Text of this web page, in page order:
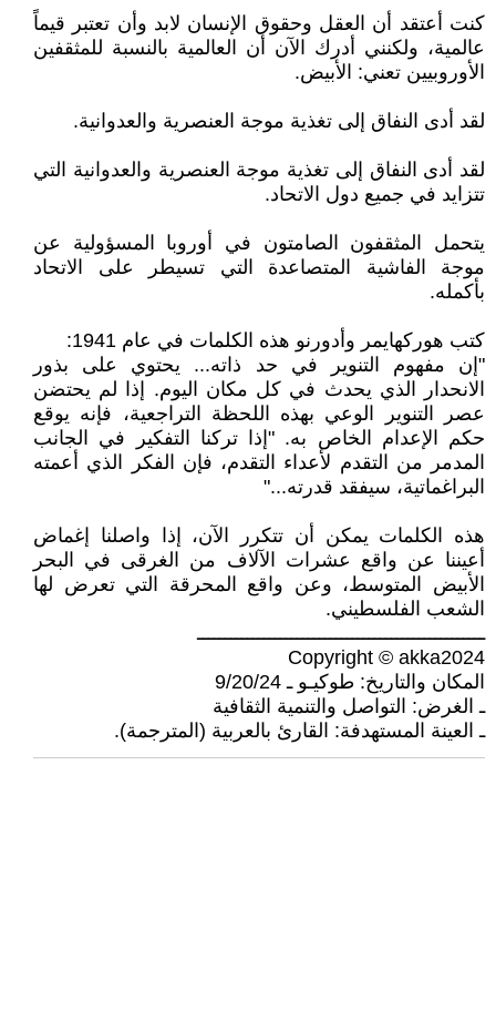
كنت أعتقد أن العقل وحقوق الإنسان لابد وأن تعتبر قيماً
عالمية، ولكنني أدرك الآن أن العالمية بالنسبة للمثقفين
الأوروبيين تعني: الأبيض.
لقد أدى النفاق إلى تغذية موجة العنصرية والعدوانية.
لقد أدى النفاق إلى تغذية موجة العنصرية والعدوانية التي
تتزايد في جميع دول الاتحاد.
يتحمل المثقفون الصامتون في أوروبا المسؤولية عن
موجة الفاشية المتصاعدة التي تسيطر على الاتحاد
بأكمله.
كتب هوركهايمر وأدورنو هذه الكلمات في عام 1941:
"إن مفهوم التنوير في حد ذاته... يحتوي على بذور
الانحدار الذي يحدث في كل مكان اليوم. إذا لم يحتضن
عصر التنوير الوعي بهذه اللحظة التراجعية، فإنه يوقع
حكم الإعدام الخاص به. "إذا تركنا التفكير في الجانب
المدمر من التقدم لأعداء التقدم، فإن الفكر الذي أعمته
البراغماتية، سيفقد قدرته..."
هذه الكلمات يمكن أن تتكرر الآن، إذا واصلنا إغماض
أعيننا عن واقع عشرات الآلاف من الغرقى في البحر
الأبيض المتوسط، وعن واقع المحرقة التي تعرض لها
الشعب الفلسطيني.
ــــــــــــــــــــــــــــــــــــــــــــــــــــ
Copyright © akka2024
المكان والتاريخ: طوكيـو ـ 9/20/24
ـ الغرض: التواصل والتنمية الثقافية
ـ العينة المستهدفة: القارئ بالعربية (المترجمة).